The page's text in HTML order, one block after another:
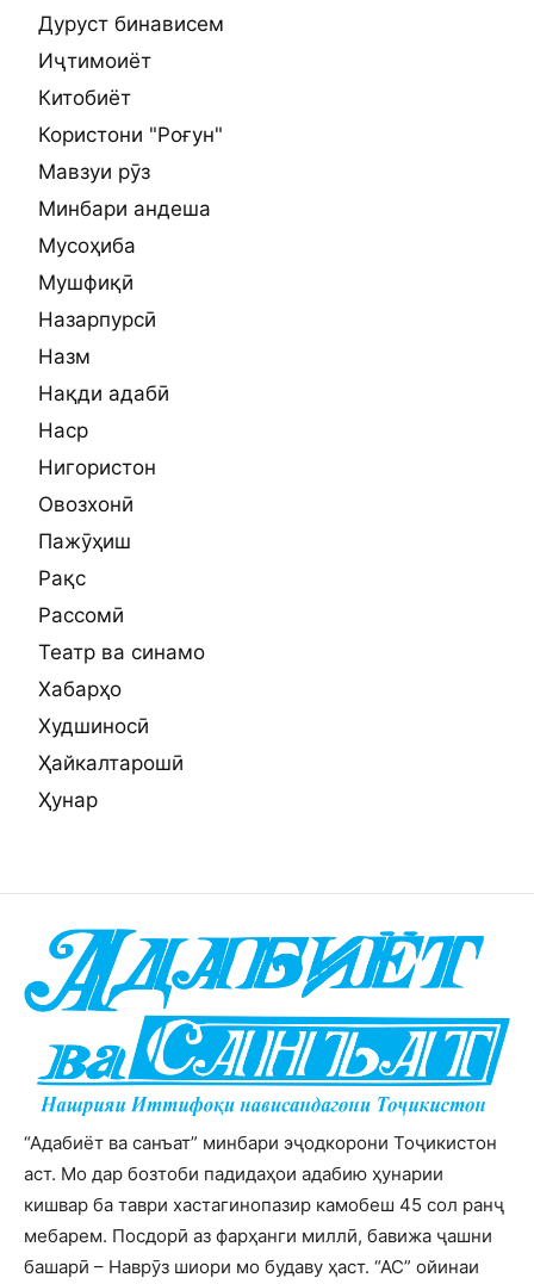
Дуруст бинависем
Иҷтимоиёт
Китобиёт
Користони "Роғун"
Мавзуи рӯз
Минбари андеша
Мусоҳиба
Мушфиқӣ
Назарпурсӣ
Назм
Нақди адабӣ
Наср
Нигористон
Овозхонӣ
Пажӯҳиш
Рақс
Рассомӣ
Театр ва синамо
Хабарҳо
Худшиносӣ
Ҳайкалтарошӣ
Ҳунар
“Адабиёт ва санъат” минбари эҷодкорони Тоҷикистон
аст. Мо дар бозтоби падидаҳои адабию ҳунарии
кишвар ба таври хастагинопазир камобеш 45 сол ранҷ
мебарем. Посдорӣ аз фарҳанги миллӣ, бавижа ҷашни
башарӣ – Наврӯз шиори мо будаву ҳаст. “АС” ойинаи